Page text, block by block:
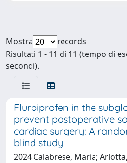
Mostra
records
Risultati 1 - 11 di 11 (tempo di
secondi).
Flurbiprofen in the
prevent postoperative
cardiac surgery: A
blind study
2024 Calabrese, Maria;